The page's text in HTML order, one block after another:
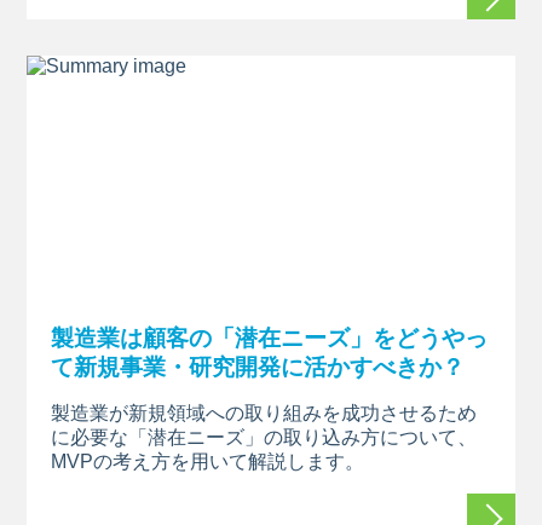
製造業は顧客の「潜在ニーズ」をどうやっ
て新規事業・研究開発に活かすべきか？
製造業が新規領域への取り組みを成功させるため
に必要な「潜在ニーズ」の取り込み方について、
MVPの考え方を用いて解説します。
続きを